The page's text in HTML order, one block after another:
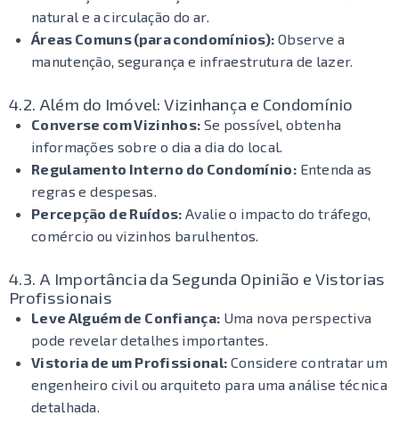
natural e a circulação do ar.
Áreas Comuns (para condomínios): Observe a
manutenção, segurança e infraestrutura de lazer.
4.2. Além do Imóvel: Vizinhança e Condomínio
Converse com Vizinhos: Se possível, obtenha
informações sobre o dia a dia do local.
Regulamento Interno do Condomínio:Entenda as
regras e despesas.
Percepção de Ruídos: Avalie o impacto do tráfego,
comércio ou vizinhos barulhentos.
4.3. A Importância da Segunda Opinião e Vistorias
Profissionais
Leve Alguém de Confiança: Uma nova perspectiva
pode revelar detalhes importantes.
Vistoria de um Profissional: Considere contratar um
engenheiro civil ou arquiteto para uma análise técnica
detalhada.